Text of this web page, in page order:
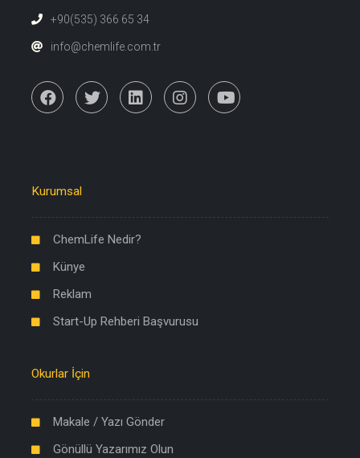
+90(535) 366 65 34
info@chemlife.com.tr
Kurumsal
ChemLife Nedir?
Künye
Reklam
Start-Up Rehberi Başvurusu
Okurlar İçin
Makale / Yazı Gönder
Gönüllü Yazarımız Olun